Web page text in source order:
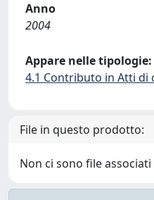
Anno
2004
Appare nelle tipologie:
4.1 Contributo in Atti di
File in questo prodotto:
Non ci sono file